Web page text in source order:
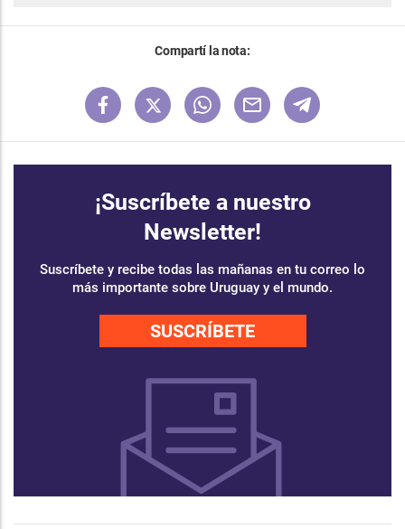
Compartí la nota:
¡Suscríbete a nuestro
Newsletter!
Suscríbete y recibe todas las mañanas en tu correo lo
más importante sobre Uruguay y el mundo.
SUSCRÍBETE